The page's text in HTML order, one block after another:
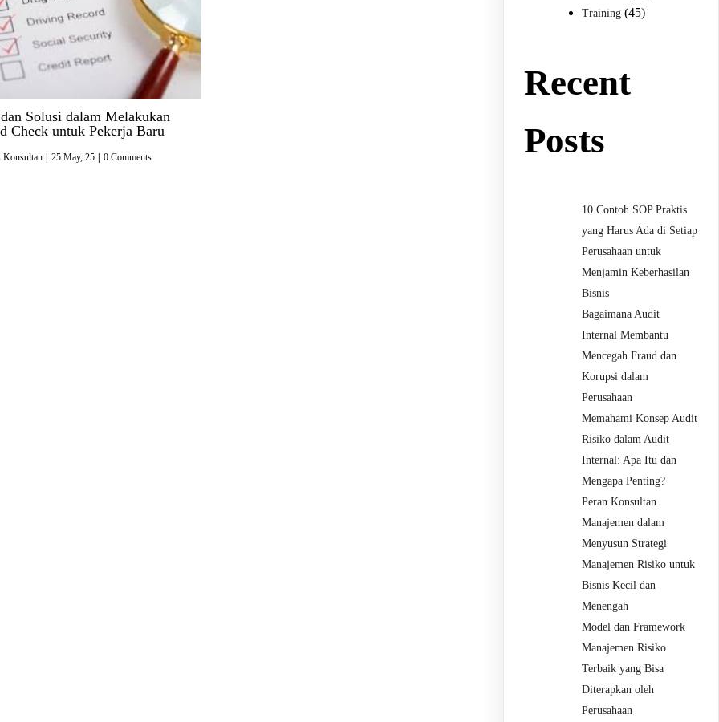
Solusi dalam Melakukan
Check untuk Pekerja Baru
Konsultan 25 May, 25 0 Comments
Training (45)
Recent
Posts
10 Contoh SOP Praktis
yang Harus Ada di Setiap
Perusahaan untuk
Menjamin Keberhasilan
Bisnis
Bagaimana Audit
Internal Membantu
Mencegah Fraud dan
Korupsi dalam
Perusahaan
Memahami Konsep Audit
Risiko dalam Audit
Internal: Apa Itu dan
Mengapa Penting?
Peran Konsultan
Manajemen dalam
Menyusun Strategi
Manajemen Risiko untuk
Bisnis Kecil dan
Menengah
Model dan Framework
Manajemen Risiko
Terbaik yang Bisa
Diterapkan oleh
Perusahaan